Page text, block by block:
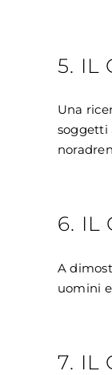
5. IL
Una
soggetti
6. IL
A
uomini
7. IL